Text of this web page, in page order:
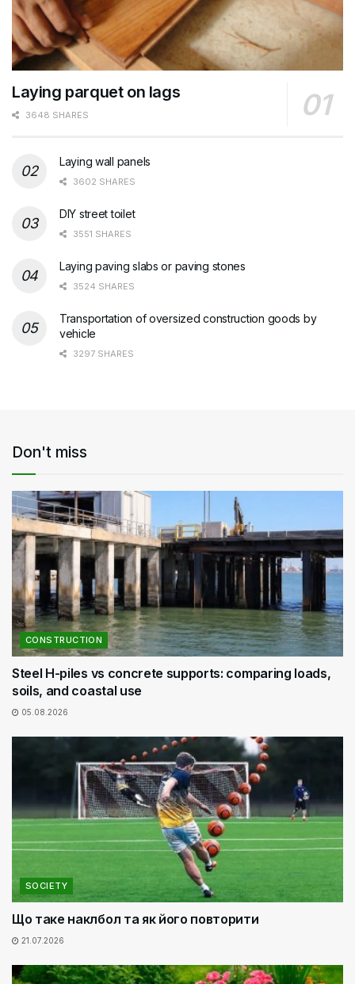
Laying parquet on lags
3648 SHARES
Laying wall panels
3602 SHARES
DIY street toilet
3551 SHARES
Laying paving slabs or paving stones
3524 SHARES
Transportation of oversized construction goods by
vehicle
3297 SHARES
Don't miss
CONSTRUCTION
Steel H-piles vs concrete supports: comparing loads,
soils, and coastal use
05.08.2026
SOCIETY
Що таке наклбол та як його повторити
21.07.2026